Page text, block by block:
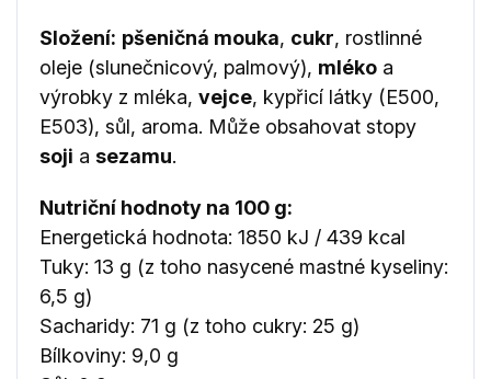
Složení: pšeničná mouka, cukr, rostlinné
oleje (slunečnicový, palmový), mléko a
výrobky z mléka, vejce, kypřicí látky (E500,
E503), sůl, aroma. Může obsahovat stopy
soji a sezamu.
Nutriční hodnoty na 100 g:
Energetická hodnota: 1850 kJ / 439 kcal
Tuky: 13 g (z toho nasycené mastné kyseliny:
6,5 g)
Sacharidy: 71 g (z toho cukry: 25 g)
Bílkoviny: 9,0 g